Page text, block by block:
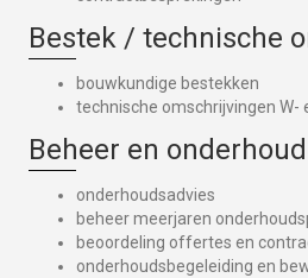
Bestek / technische
bouwkundige bestekken
technische omschrijvingen W-
Beheer en onderhoud
onderhoudsadvies
beheer meerjaren
beoordeling offertes en
onderhoudsbegeleiding en